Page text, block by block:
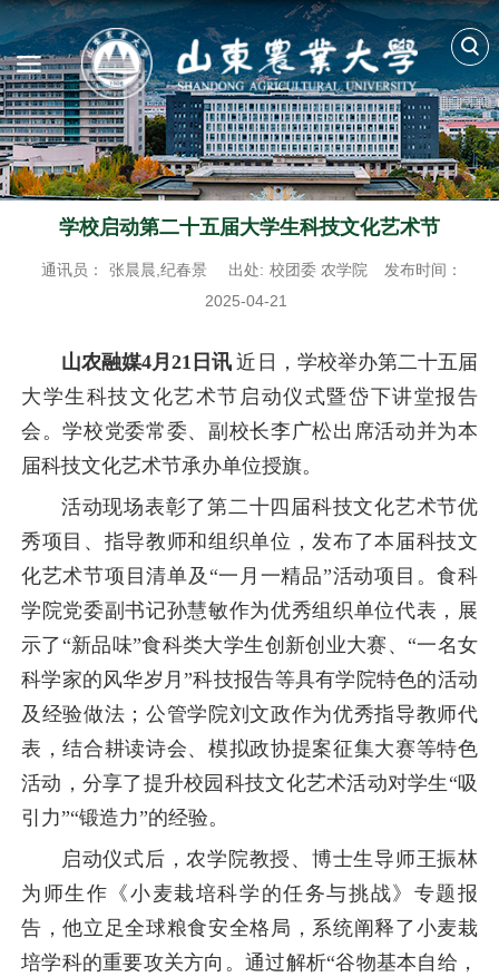
学校启动第二十五届大学生科技文化艺术节
通讯员： 张晨晨,纪春景 出处: 校团委 农学院
发布时间：
2025-04-21
山农融媒4月21日讯 近日，学校举办第二十五届
大学生科技文化艺术节启动仪式暨岱下讲堂报告
会。学校党委常委、副校长李广松出席活动并为本
届科技文化艺术节承办单位授旗。
活动现场表彰了第二十四届科技文化艺术节优
秀项目、指导教师和组织单位，发布了本届科技文
化艺术节项目清单及“一月一精品”活动项目。食科
学院党委副书记孙慧敏作为优秀组织单位代表，展
示了“新品味”食科类大学生创新创业大赛、“一名女
科学家的风华岁月”科技报告等具有学院特色的活动
及经验做法；公管学院刘文政作为优秀指导教师代
表，结合耕读诗会、模拟政协提案征集大赛等特色
活动， 分享了提升校园科技文化艺术活动对学生“吸
引力”“锻造力”的经验。
启动仪式后，农学院教授、博士生导师王振林
为师生作《小麦栽培科学的任务与挑战》专题报
告，他立足全球粮食安全格局，系统阐释了小麦栽
培学科的重要攻关方向。通过解析“谷物基本自给，